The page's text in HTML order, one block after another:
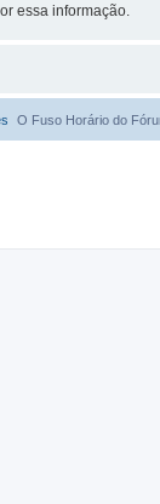
essa informação.
O Fuso Horário do